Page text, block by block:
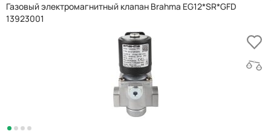
Газовый электромагнитный клапан Brahma EG12*SR*GFD
13923001